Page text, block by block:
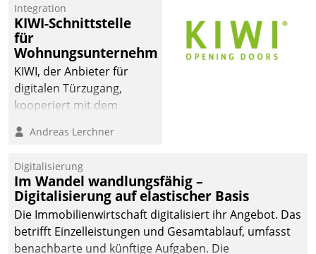
Integration
KIWI-Schnittstelle
für
Wohnungsunternehmen
KIWI, der Anbieter für
digitalen Türzugang,
kooperiert mit dem
Softwareentwicklungshaus
Andreas Lerchner
Digitalisierung
Im Wandel wandlungsfähig –
Digitalisierung auf elastischer Basis
Die Immobilienwirtschaft digitalisiert ihr Angebot. Das
betrifft Einzelleistungen und Gesamtablauf, umfasst
benachbarte und künftige Aufgaben. Die